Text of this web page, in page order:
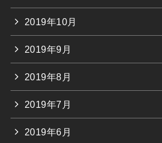
2019年10月
2019年9月
2019年8月
2019年7月
2019年6月